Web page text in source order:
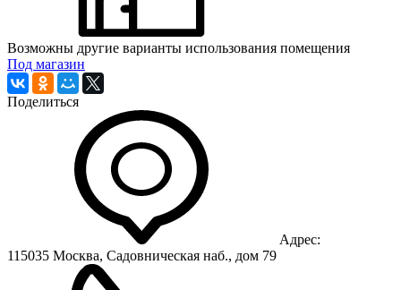
Возможны другие варианты использования помещения
Под магазин
Поделиться
Адрес:
115035 Москва, Садовническая наб., дом 79